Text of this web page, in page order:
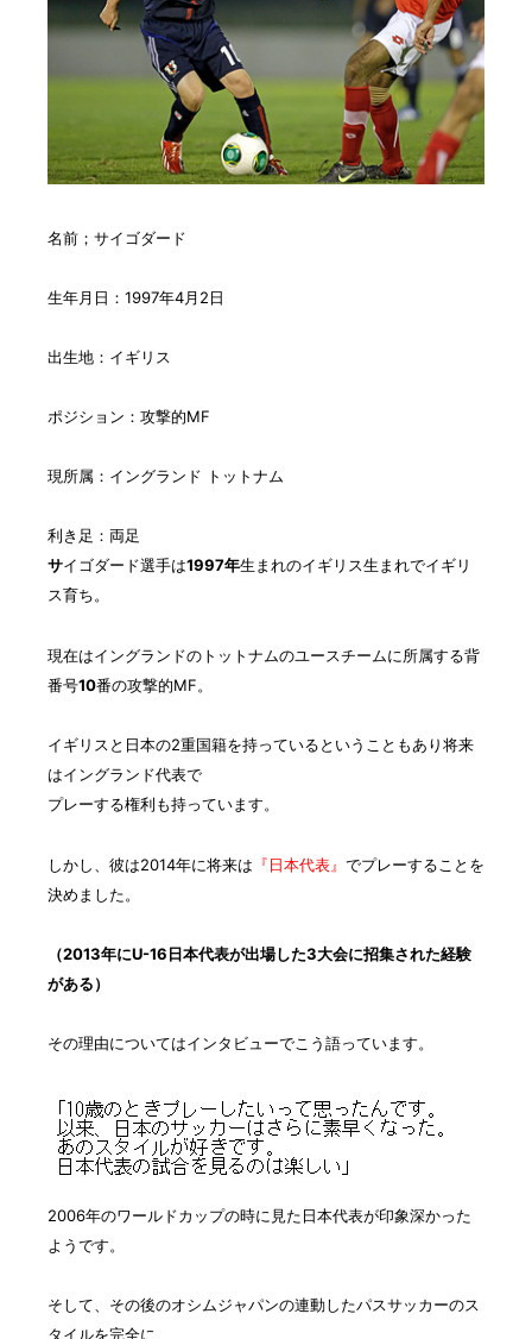
名前；サイゴダード
生年月日：1997年4月2日
出生地：イギリス
ポジション：攻撃的MF
現所属：イングランド トットナム
利き足：両足
サイゴダード選手は1997年生まれのイギリス生まれでイギリ
ス育ち。
現在はイングランドのトットナムのユースチームに所属する背
番号10番の攻撃的MF。
イギリスと日本の2重国籍を持っているということもあり将来
はイングランド代表で
プレーする権利も持っています。
しかし、彼は2014年に将来は 『日本代表』 でプレーすることを
決めました。
（2013年にU-16日本代表が出場した3大会に招集された経験
がある）
その理由についてはインタビューでこう語っています。
2006年のワールドカップの時に見た日本代表が印象深かった
ようです。
そして、 その後のオシムジャパンの連動したパスサッカーのス
タイルを完全に